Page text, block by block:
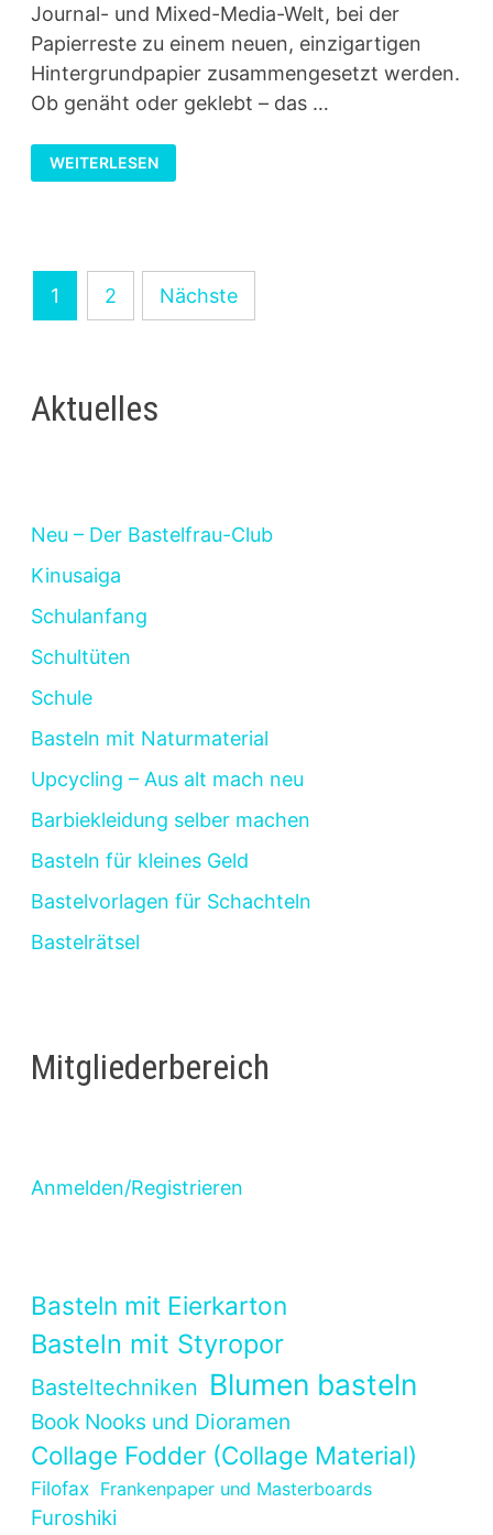
Journal- und Mixed-Media-Welt, bei der
Papierreste zu einem neuen, einzigartigen
Hintergrundpapier zusammengesetzt werden.
Ob genäht oder geklebt – das …
FRANKENPAPER
–
PAPIERRESTE
WEITERLESEN
Seitennummerierung
der
1 2 Nächste
Aktuelles
Neu – Der Bastelfrau-Club
Kinusaiga
Schulanfang
Schultüten
Schule
Basteln mit Naturmaterial
Upcycling – Aus alt mach neu
Barbiekleidung selber machen
Basteln für kleines Geld
Bastelvorlagen für Schachteln
Bastelrätsel
Mitgliederbereich
Anmelden/Registrieren
Basteln mit Eierkarton
Basteln mit Styropor
Basteltechniken Blumen basteln
Book Nooks und Dioramen
Collage Fodder (Collage Material)
Filofax Frankenpaper und Masterboards
Furoshiki